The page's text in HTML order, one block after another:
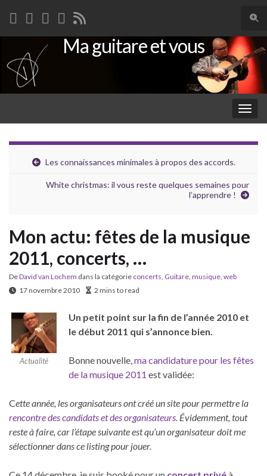
Search for:
Ma guitare et vous
Les connaissances minimales à propos des accords.
White christmas: il vous reste quelques semaines pour
l’apprendre !
Mon actu: fêtes de la musique
2011, concerts, …
DeDavid van Lochem dans la catégorie concerts Guitare musique web
17 novembre 2010
2 mins to read
Actualité
Un petit point sur la fin de l’année 2010 et
le début 2011 qui s’annonce bien.
Bonne nouvelle, ma candidature pour les fêtes
de la musique 2011 est validée:
Cette année, les organisateurs ont créé un site pour permettre la
rencontre des candidats et des organisateurs . Évidemment, tout
reste à faire, car l’étape suivante est qu’un organisateur doit me
sélectionner dans ce listing pour jouer.